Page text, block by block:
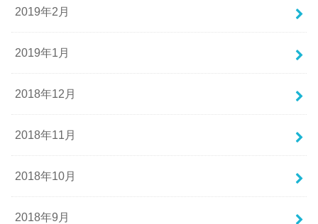
2019年2月
2019年1月
2018年12月
2018年11月
2018年10月
2018年9月